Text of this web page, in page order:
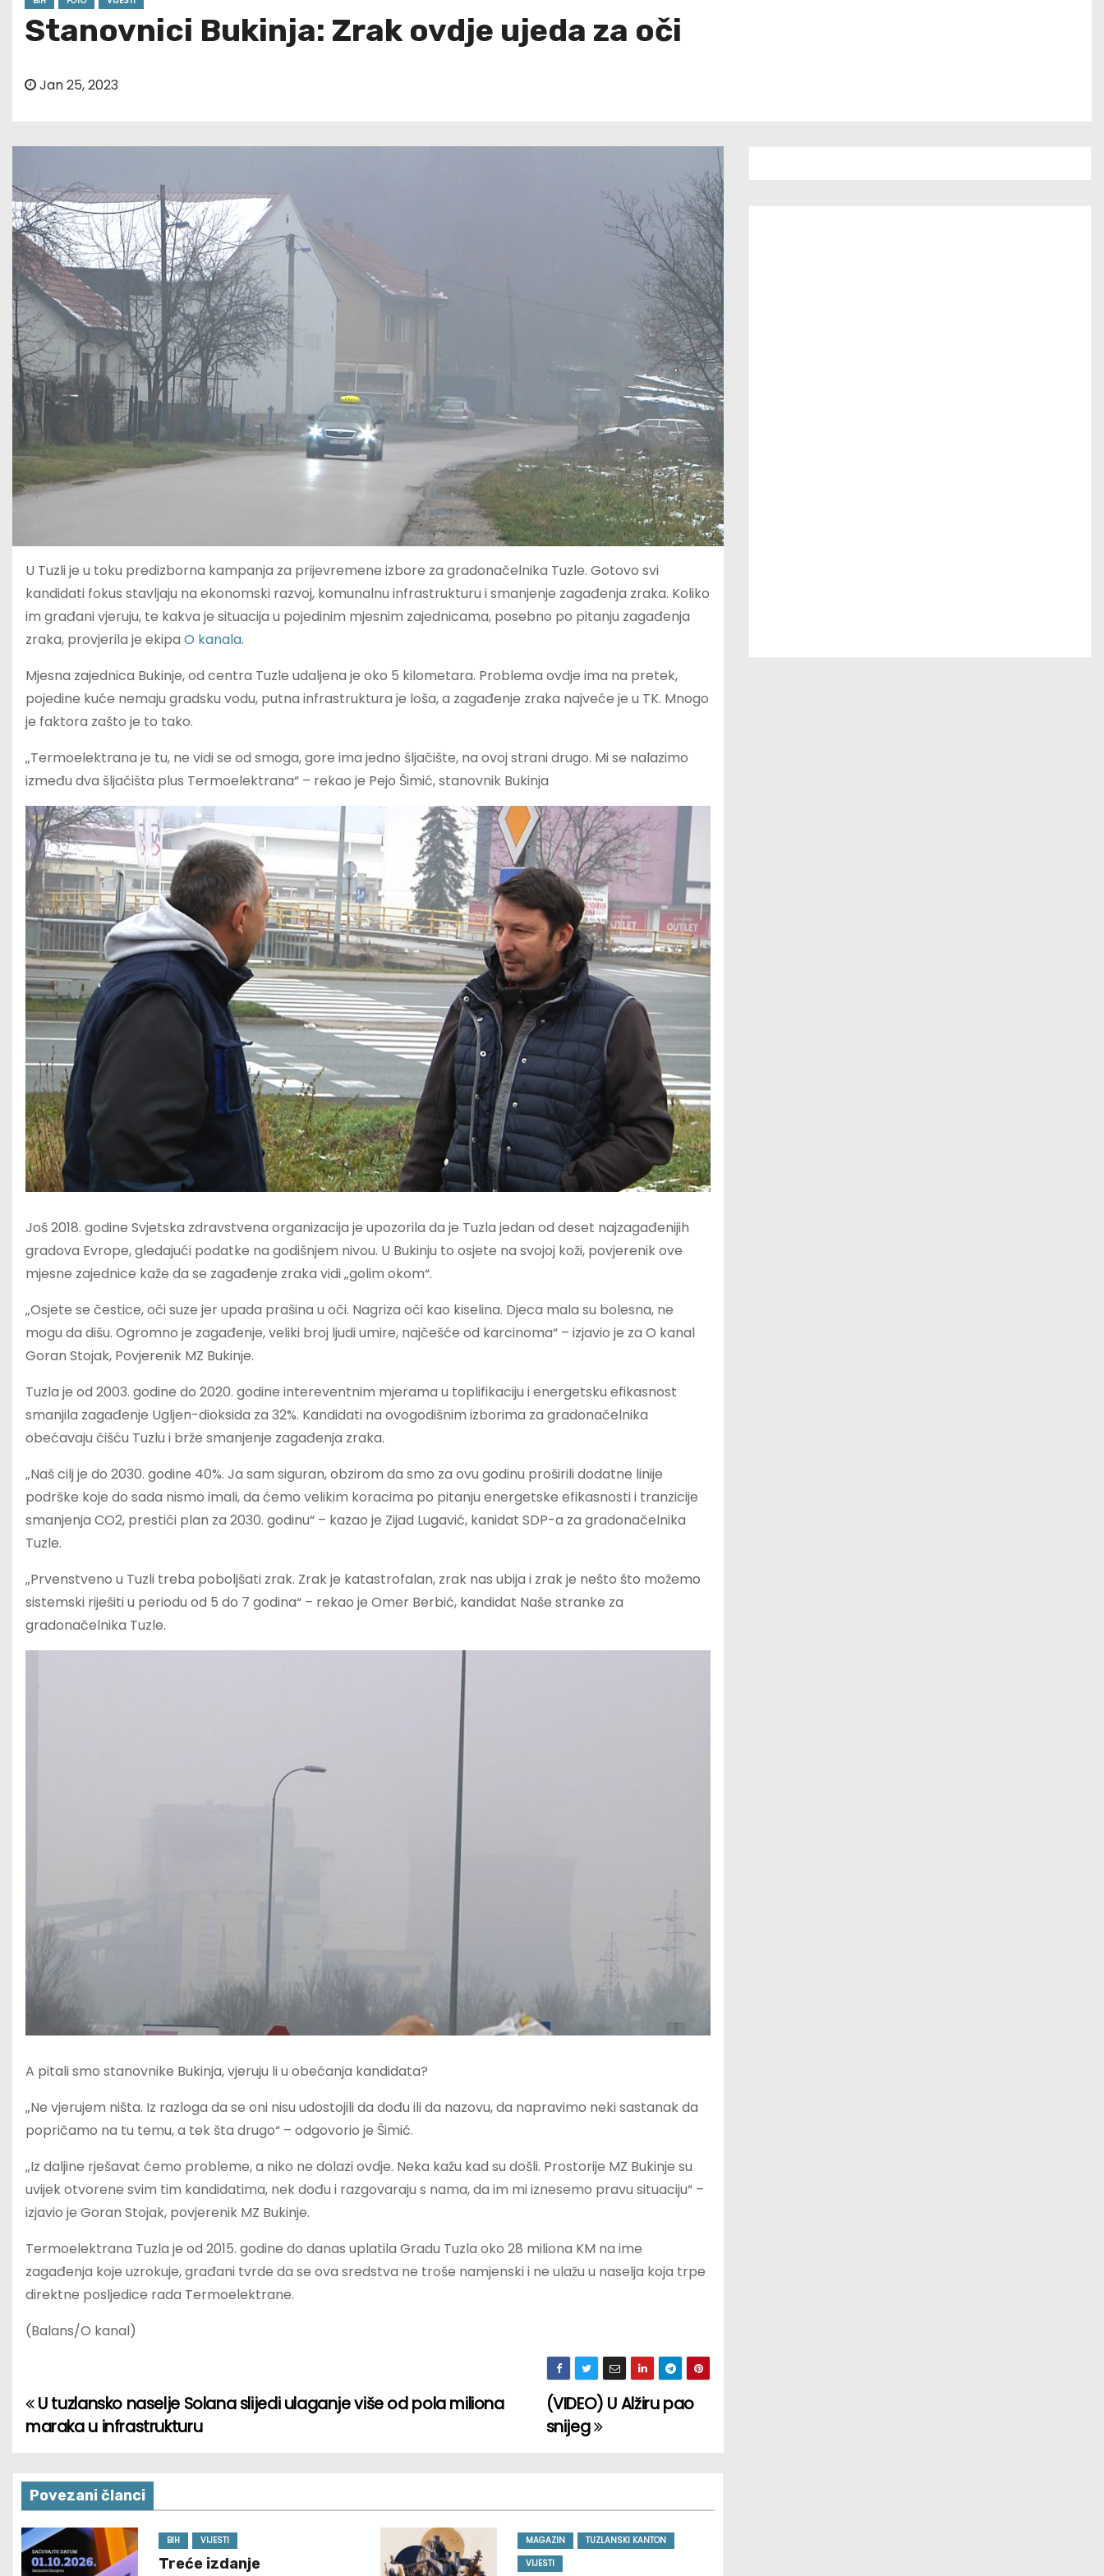
Stanovnici Bukinja: Zrak ovdje ujeda za oči
Jan 25, 2023
U Tuzli je u toku predizborna kampanja za prijevremene izbore za gradonačelnika Tuzle. Gotovo svi
kandidati fokus stavljaju na ekonomski razvoj, komunalnu infrastrukturu i smanjenje zagađenja zraka. Koliko
im građani vjeruju, te kakva je situacija u pojedinim mjesnim zajednicama, posebno po pitanju zagađenja
zraka, provjerila je ekipa O kanala.
Mjesna zajednica Bukinje, od centra Tuzle udaljena je oko 5 kilometara. Problema ovdje ima na pretek,
pojedine kuće nemaju gradsku vodu, putna infrastruktura je loša, a zagađenje zraka najveće je u TK. Mnogo
je faktora zašto je to tako.
„Termoelektrana je tu, ne vidi se od smoga, gore ima jedno šljačište, na ovoj strani drugo. Mi se nalazimo
između dva šljačišta plus Termoelektrana“ – rekao je Pejo Šimić, stanovnik Bukinja
Još 2018. godine Svjetska zdravstvena organizacija je upozorila da je Tuzla jedan od deset najzagađenijih
gradova Evrope, gledajući podatke na godišnjem nivou. U Bukinju to osjete na svojoj koži, povjerenik ove
mjesne zajednice kaže da se zagađenje zraka vidi „golim okom“.
„Osjete se čestice, oči suze jer upada prašina u oči. Nagriza oči kao kiselina. Djeca mala su bolesna, ne
mogu da dišu. Ogromno je zagađenje, veliki broj ljudi umire, najčešće od karcinoma“ – izjavio je za O kanal
Goran Stojak, Povjerenik MZ Bukinje.
Tuzla je od 2003. godine do 2020. godine intereventnim mjerama u toplifikaciju i energetsku efikasnost
smanjila zagađenje Ugljen-dioksida za 32%. Kandidati na ovogodišnim izborima za gradonačelnika
obećavaju čišću Tuzlu i brže smanjenje zagađenja zraka.
„Naš cilj je do 2030. godine 40%. Ja sam siguran, obzirom da smo za ovu godinu proširili dodatne linije
podrške koje do sada nismo imali, da ćemo velikim koracima po pitanju energetske efikasnosti i tranzicije
smanjenja CO2, prestići plan za 2030. godinu“ – kazao je Zijad Lugavić, kanidat SDP-a za gradonačelnika
Tuzle.
„Prvenstveno u Tuzli treba poboljšati zrak. Zrak je katastrofalan, zrak nas ubija i zrak je nešto što možemo
sistemski riješiti u periodu od 5 do 7 godina“ – rekao je Omer Berbić, kandidat Naše stranke za
gradonačelnika Tuzle.
A pitali smo stanovnike Bukinja, vjeruju li u obećanja kandidata?
„Ne vjerujem ništa. Iz razloga da se oni nisu udostojili da dođu ili da nazovu, da napravimo neki sastanak da
popričamo na tu temu, a tek šta drugo“ – odgovorio je Šimić.
„Iz daljine rješavat ćemo probleme, a niko ne dolazi ovdje. Neka kažu kad su došli. Prostorije MZ Bukinje su
uvijek otvorene svim tim kandidatima, nek dođu i razgovaraju s nama, da im mi iznesemo pravu situaciju“ –
izjavio je Goran Stojak, povjerenik MZ Bukinje.
Termoelektrana Tuzla je od 2015. godine do danas uplatila Gradu Tuzla oko 28 miliona KM na ime
zagađenja koje uzrokuje, građani tvrde da se ova sredstva ne troše namjenski i ne ulažu u naselja koja trpe
direktne posljedice rada Termoelektrane.
(Balans/O kanal)
P
s
t
n
(VIDEO) U Alžiru pao
snijeg
U tuzlansko naselje Solana slijedi ulaganje više od pola miliona
maraka u infrastrukturu
Povezani članci
BIH VIJESTI
Treće izdanje
MAGAZIN
TUZLANSKI KANTON
VIJESTI